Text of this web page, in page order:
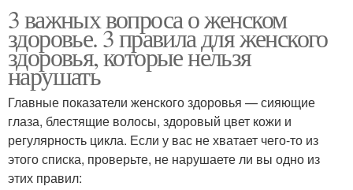
3 важных вопроса о женском
здоровье. 3 правила для женского
здоровья, которые нельзя
нарушать
Главные показатели женского здоровья — сияющие
глаза, блестящие волосы, здоровый цвет кожи и
регулярность цикла. Если у вас не хватает чего-то из
этого списка, проверьте, не нарушаете ли вы одно из
этих правил: